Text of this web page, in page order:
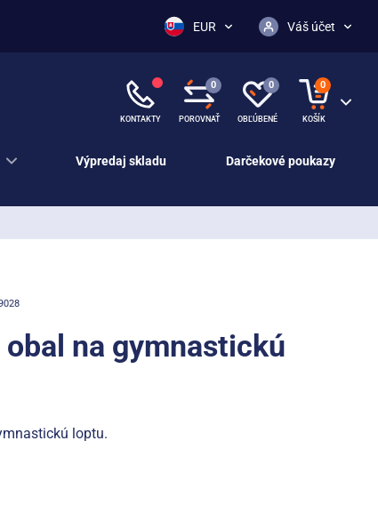
EUR Váš účet
KONTAKTY
0
POROVNAŤ
0
OBĽÚBENÉ
0
KOŠÍK
Výpredaj skladu Darčekové poukazy
na gymnastickú
loptu.